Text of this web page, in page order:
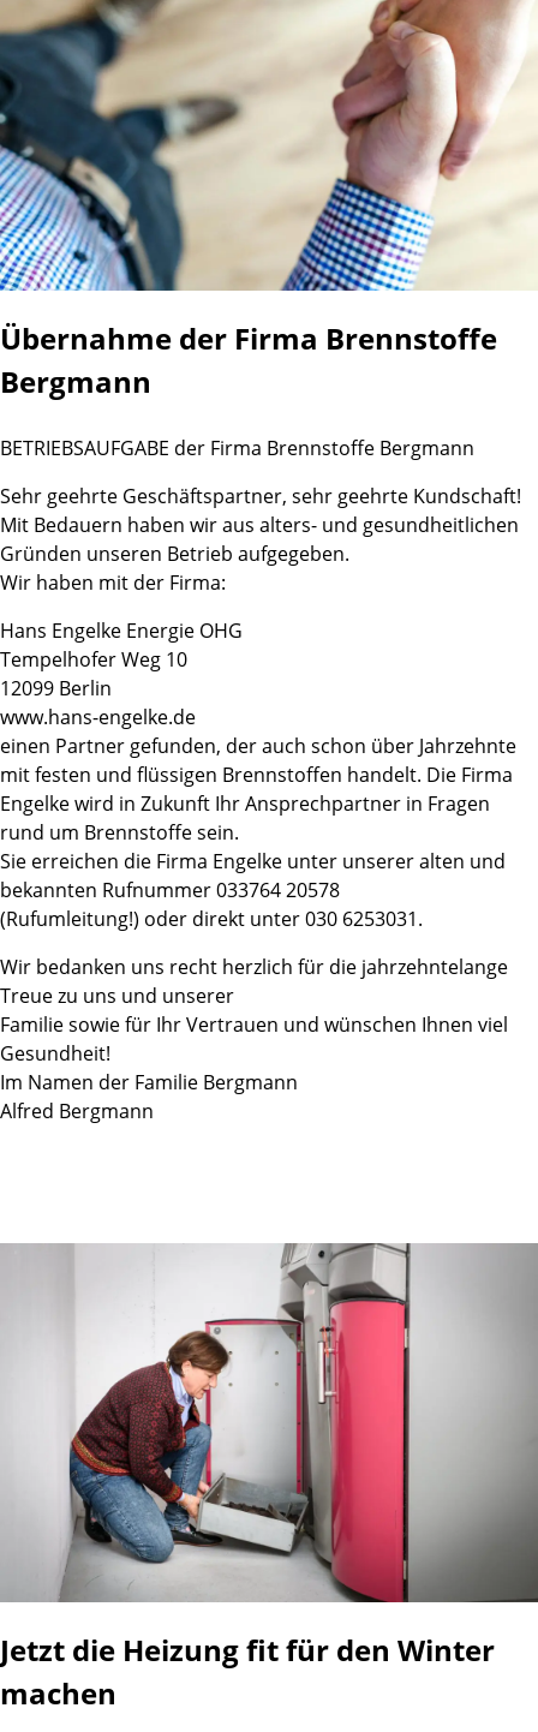
Übernahme der Firma Brennstoffe
Bergmann
BETRIEBSAUFGABE der Firma Brennstoffe Bergmann
Sehr geehrte Geschäftspartner, sehr geehrte Kundschaft!
Mit Bedauern haben wir aus alters- und gesundheitlichen
Gründen unseren Betrieb aufgegeben.
Wir haben mit der Firma:
Hans Engelke Energie OHG
Tempelhofer Weg 10
12099 Berlin
www.hans-engelke.de
einen Partner gefunden, der auch schon über Jahrzehnte
mit festen und flüssigen Brennstoffen handelt. Die Firma
Engelke wird in Zukunft Ihr Ansprechpartner in Fragen
rund um Brennstoffe sein.
Sie erreichen die Firma Engelke unter unserer alten und
bekannten Rufnummer 033764 20578
(Rufumleitung!) oder direkt unter 030 6253031.
Wir bedanken uns recht herzlich für die jahrzehntelange
Treue zu uns und unserer
Familie sowie für Ihr Vertrauen und wünschen Ihnen viel
Gesundheit!
Im Namen der Familie Bergmann
Alfred Bergmann
Jetzt die Heizung fit für den Winter
machen